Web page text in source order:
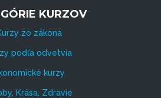
KURZOV
zo zákona
podľa odvetvia
kurzy
Krása, Zdravie